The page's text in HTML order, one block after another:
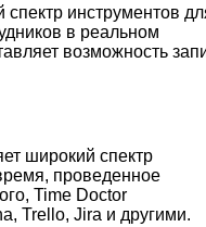
спектр инструментов
в реальном
возможность
широкий спектр
проведенное
Time Doctor
Trello, Jira и другими.